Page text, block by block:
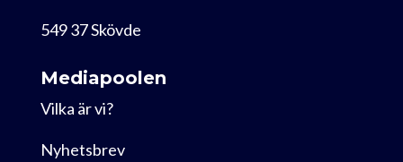
549 37 Skövde
Mediapoolen
Vilka är vi?
Nyhetsbrev